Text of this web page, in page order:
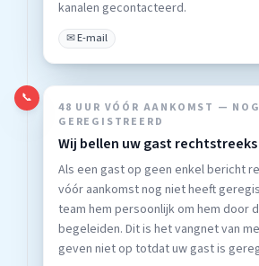
kanalen gecontacteerd.
✉ E-mail
📞
48 UUR VÓÓR AANKOMST —
GEREGISTREERD
Wij bellen uw gast rechtstreeks
Als een gast op geen enkel bericht
vóór aankomst nog niet heeft
team hem persoonlijk om hem door
begeleiden. Dit is het vangnet van
geven niet op totdat uw gast is